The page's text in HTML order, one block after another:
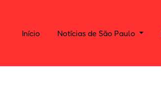
Início Notícias de São Paulo